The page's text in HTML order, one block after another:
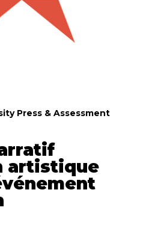
Press & Assessment
artistique